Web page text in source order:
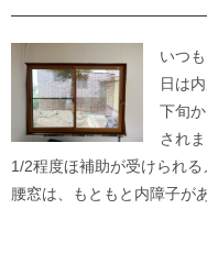
いつ
日は
下旬
され
1/2程度ほ補助が受けられ
腰窓は、もともと内障子が